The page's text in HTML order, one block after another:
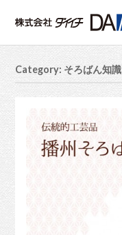
Category: そろばん知識